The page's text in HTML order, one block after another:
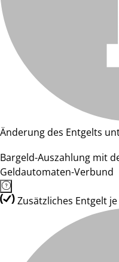
Änderung des Entgelts
Bargeld-Auszahlung mit
Geldautomaten-Verbund
Zusätzliches Entgelt